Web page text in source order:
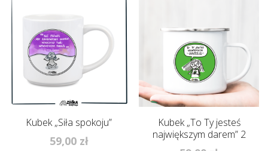
Kubek „Siła spokoju”
59,00 zł
Kubek „To Ty jesteś
największym darem” 2